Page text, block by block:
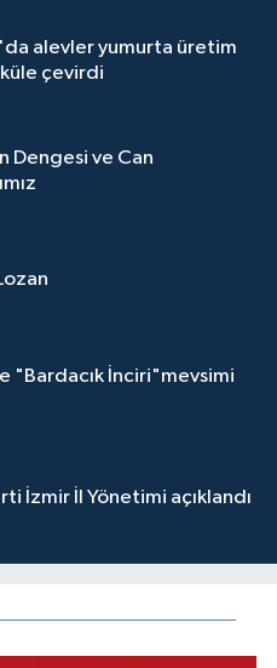
alevler yumurta üretim
çevirdi
Dengesi ve Can
"Bardacık İnciri"mevsimi
İzmir İl Yönetimi açıklandı